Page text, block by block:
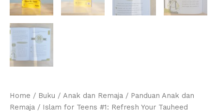
Home / Buku / Anak dan Remaja / Panduan Anak dan
Remaja / Islam for Teens #1: Refresh Your Tauheed